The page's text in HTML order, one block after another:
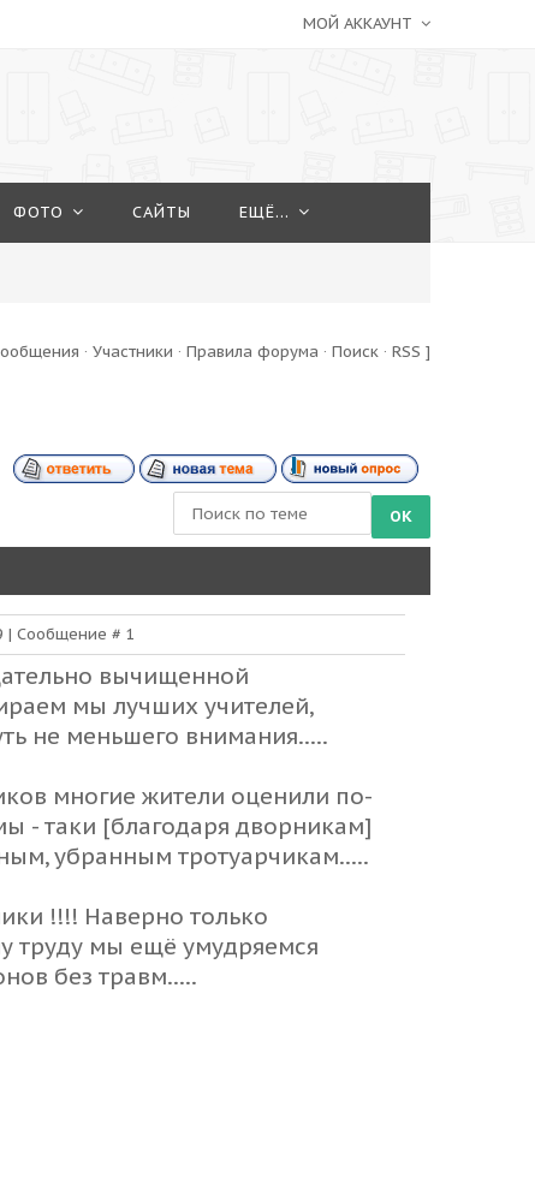
МОЙ АККАУНТ
ФОТО САЙТЫ ЕЩЁ...
· Участники · Правила форума · Поиск · RSS ]
| Сообщение # 1
вычищенной
мы лучших учителей,
не меньшего внимания.....
многие жители оценили по-
- таки [благодаря дворникам]
убранным тротуарчикам.....
!!!! Наверно только
труду мы ещё умудряемся
без травм.....